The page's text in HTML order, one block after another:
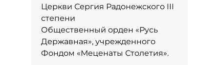
Церкви Сергия Радонежского III
степени
Общественный орден «Русь
Державная», учрежденного
Фондом «Меценаты Столетия».